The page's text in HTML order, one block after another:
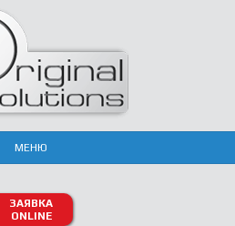
МЕНЮ
ЗАЯВКА
ONLINE